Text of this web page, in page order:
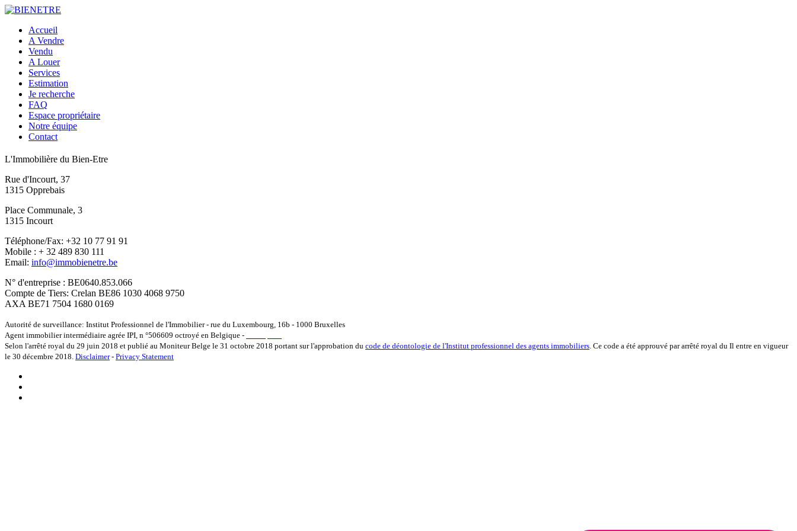
Accueil
A Vendre
Vendu
A Louer
Services
Estimation
Je recherche
FAQ
Espace propriétaire
Notre équipe
Contact
L'Immobilière du Bien-Etre
Rue d'Incourt, 37
1315 Opprebais
Place Communale, 3
1315 Incourt
Téléphone/Fax: +32 10 77 91 91
Mobile : + 32 489 830 111
Email: info@immobienetre.be
N° d'entreprise : BE0640.853.066
Compte de Tiers: Crelan BE86 1030 4068 9750
AXA BE71 7504 1680 0169
Autorité de surveillance: Institut Professionnel de l'Immobilier - rue du Luxembourg, 16b - 1000 Bruxelles
Agent immobilier intermédiaire agrée IPI, n °506609 octroyé en Belgique -
Selon l'arrêté royal du 29 juin 2018 et publié au Moniteur Belge le 31 octobre 2018 portant sur l'approbation du code de déontologie de l'Institut professionnel des agents immobiliers . Ce code a été approuvé par arrêté royal du Il entre en vigueur
le 30 décembre 2018. Disclaimer- Privacy Statement